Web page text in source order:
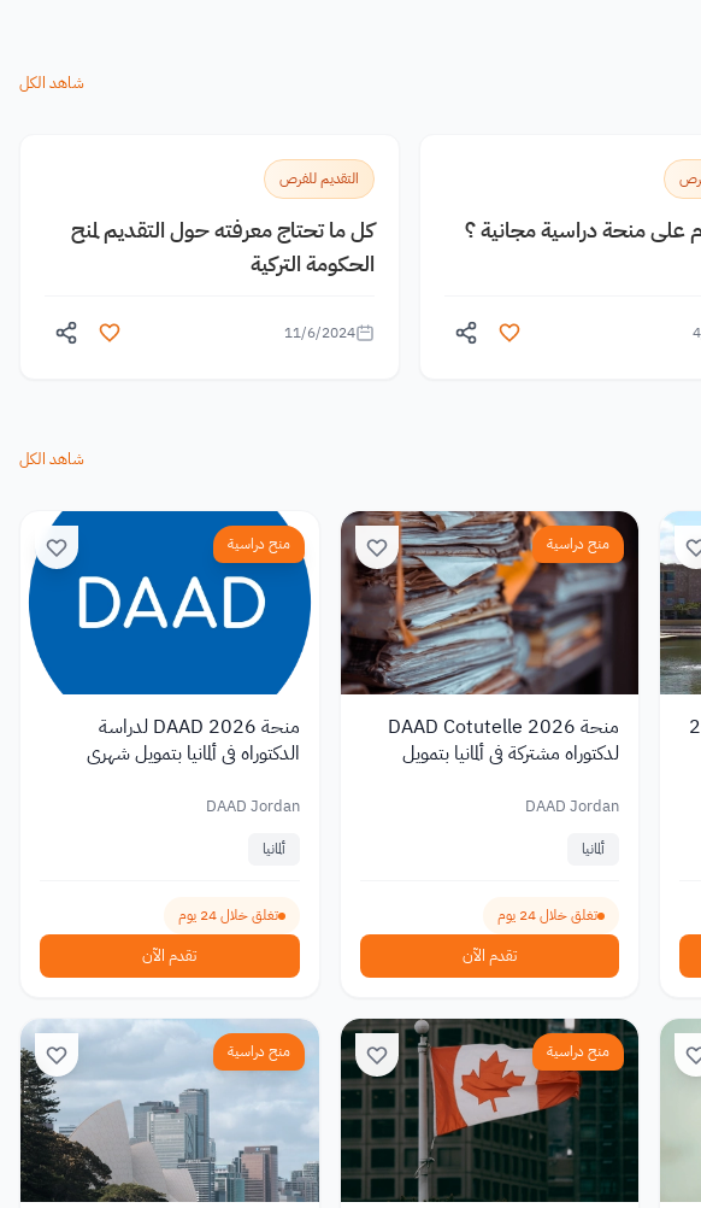
شاهد الكل
على منحة دراسية مجانية ؟
التقديم للفرص
كل ما تحتاج معرفته حول التقديم لمنح
الحكومة التركية
11/6/2024
شاهد الكل
منح دراسية
منحة DAAD Cotutelle 2026
لدكتوراه مشتركة في ألمانيا بتمويل
DAAD Jordan
ألمانيا
تغلق خلال 24 يوم
تقدم الآن
منح دراسية
منحة DAAD 2026 لدراسة
الدكتوراه في ألمانيا بتمويل شهري
DAAD Jordan
ألمانيا
تغلق خلال 24 يوم
تقدم الآن
منح دراسية منح دراسية